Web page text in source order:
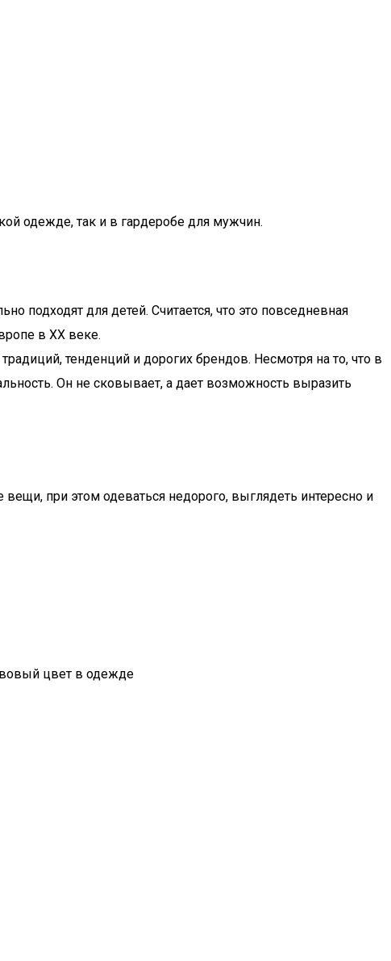
одежде, так и в гардеробе для мужчин.
подходят для детей. Считается, что это повседневная
в XX веке.
тенденций и дорогих брендов. Несмотря на то, что в
Он не сковывает, а дает возможность выразить
при этом одеваться недорого, выглядеть интересно и
цвет в одежде